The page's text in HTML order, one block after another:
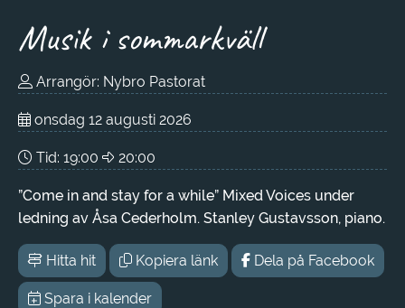
Musik i sommarkväll
Arrangör: Nybro Pastorat
onsdag 12 augusti 2026
Tid: 19:00 20:00
”Come in and stay for a while” Mixed Voices under
ledning av Åsa Cederholm. Stanley Gustavsson, piano.
Hitta hit Kopiera länk Dela på Facebook
Spara i kalender